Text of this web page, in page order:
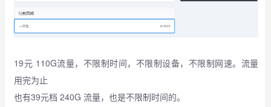
19元 110G流量，不限制时间，不限制设备，不限制网速。流量
用完为止
也有39元档 240G 流量，也是不限制时间的。